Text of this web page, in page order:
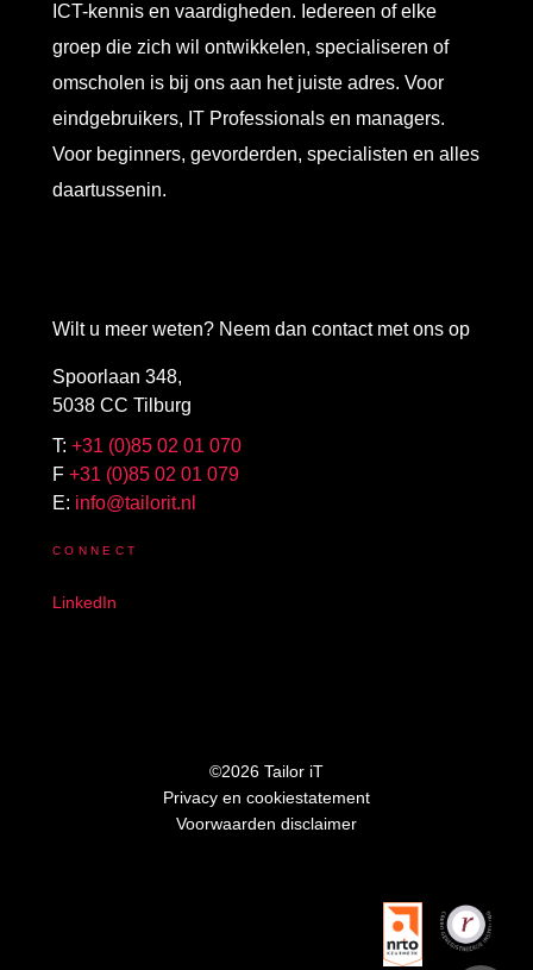
Wilt u meer weten? Neem dan contact met ons op
Spoorlaan 348,
5038 CC Tilburg
T: +31 (0)85 02 01 070
F +31 (0)85 02 01 079
E: info@tailorit.nl
CONNECT
LinkedIn
ICT-kennis en vaardigheden. Iedereen of elke
groep die zich wil ontwikkelen, specialiseren of
omscholen is bij ons aan het juiste adres. Voor
eindgebruikers, IT Professionals en managers.
Voor beginners, gevorderden, specialisten en alles
daartussenin.
©2026 Tailor iT
Privacy en cookiestatement
Voorwaarden disclaimer